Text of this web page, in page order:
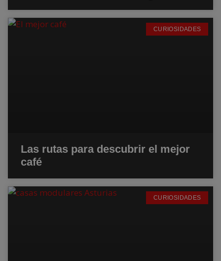
CURIOSIDADES
Las rutas para descubrir el mejor
café
CURIOSIDADES